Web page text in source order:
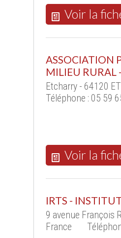
Voir la
ASSOCIATION
MILIEU RURAL
Etcharry - 64120
Téléphone : 05 59
Voir la
IRTS -
9 avenue François
France